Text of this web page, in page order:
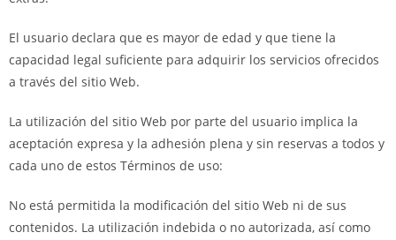
El usuario declara que es mayor de edad y que tiene la
capacidad legal suficiente para adquirir los servicios ofrecidos
a través del sitio Web.
La utilización del sitio Web por parte del usuario implica la
aceptación expresa y la adhesión plena y sin reservas a todos y
cada uno de estos Términos de uso:
No está permitida la modificación del sitio Web ni de sus
contenidos. La utilización indebida o no autorizada, así como